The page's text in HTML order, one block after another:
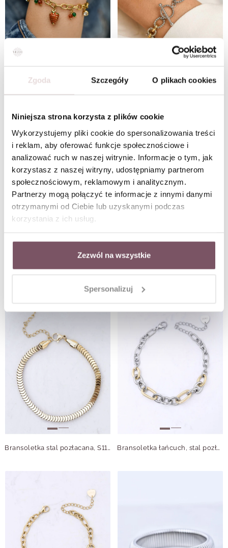
Zgoda Szczegóły O plikach cookies
Niniejsza strona korzysta z plików cookie
Wykorzystujemy pliki cookie do spersonalizowania treści
i reklam, aby oferować funkcje społecznościowe i
analizować ruch w naszej witrynie. Informacje o tym, jak
korzystasz z naszej witryny, udostępniamy partnerom
społecznościowym, reklamowym i analitycznym.
Partnerzy mogą połączyć te informacje z innymi danymi
otrzymanymi od Ciebie lub uzyskanymi podczas
korzystania z ich usług.
Zezwól na wszystkie
Spersonalizuj
Bransoletka słońce, perełki, stal pozłacana S111295Z00
Bransoletka stal pozłacana, S112350Z00 Bransoletka łańcuch, stal pozłacana S112332M00